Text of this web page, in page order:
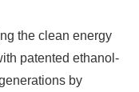
the clean energy
patented ethanol-
by